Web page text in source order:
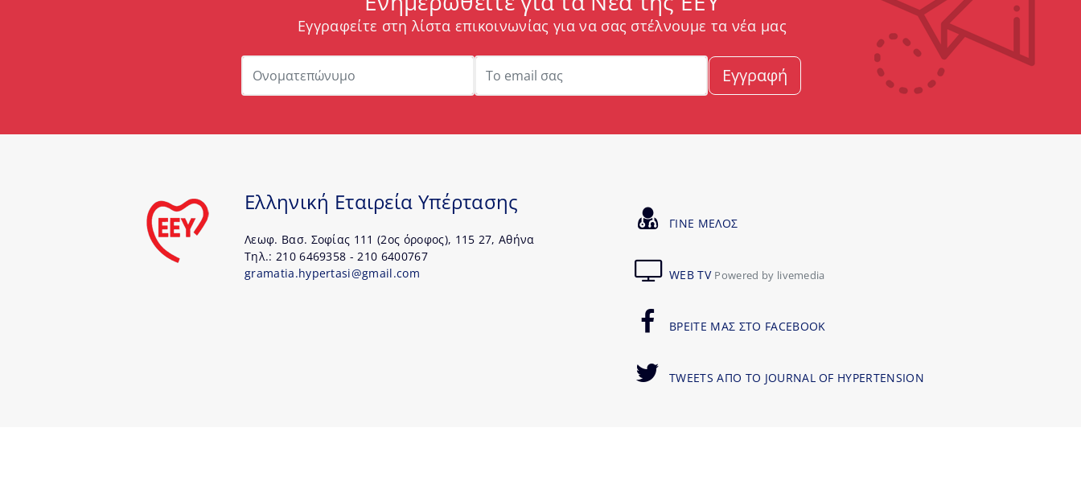
Εγγραφείτε στη λίστα επικοινωνίας για να σας στέλνουμε τα νέα μας
Εγγραφή
Ελληνική Εταιρεία Υπέρτασης
Λεωφ. Βασ. Σοφίας 111 (2ος όροφος), 115 27, Αθήνα
Τηλ.: 210 6469358 - 210 6400767
gramatia.hypertasi@gmail.com
ΓΙΝΕ ΜΕΛΟΣ
WEB TV Powered by livemedia
ΒΡΕΙΤΕ ΜΑΣ ΣΤΟ FACEBOOK
TWEETS ΑΠΟ ΤΟ JOURNAL OF HYPERTENSION